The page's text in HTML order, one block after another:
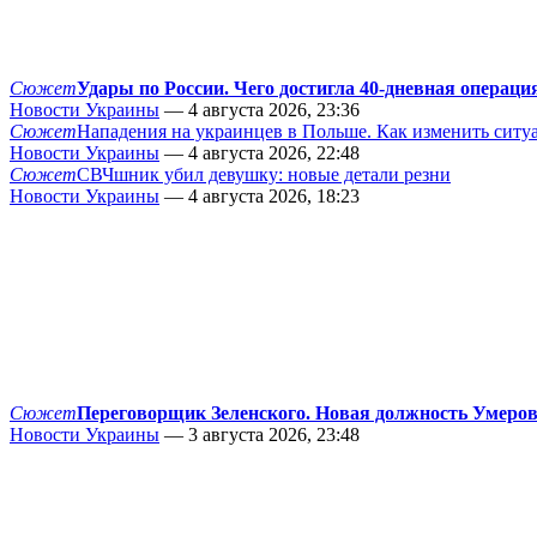
СюжетУдары по России. Чего достигла 40-дневная
Новости Украины — 4 августа 2026, 23:36
СюжетНападения на украинцев в Польше. Как изменить
Новости Украины — 4 августа 2026, 22:48
СюжетСВЧшник убил девушку: новые детали резни
Новости Украины — 4 августа 2026, 18:23
СюжетПереговорщик Зеленского. Новая должность
Новости Украины — 3 августа 2026, 23:48